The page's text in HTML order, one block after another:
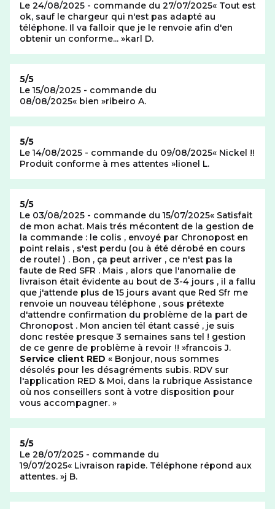
Le 24/08/2025 - commande du 27/07/2025
Tout est
ok, sauf le chargeur qui n'est pas adapté au
téléphone. Il va falloir que je le renvoie afin d'en
obtenir un conforme...
karl D.
Note de
5/5
Le 15/08/2025 - commande du
08/08/2025
bien ribeiro A.
Note de
5/5
Le 14/08/2025 - commande du 09/08/2025
Nickel !!
Produit conforme à mes attentes
lionel L.
Note de
5/5
Le 03/08/2025 - commande du 15/07/2025
Satisfait
de mon achat. Mais trés mécontent de la gestion de
la commande : le colis , envoyé par Chronopost en
point relais , s'est perdu (ou à été dérobé en cours
de route! ) . Bon , ça peut arriver , ce n'est pas la
faute de Red SFR . Mais , alors que l'anomalie de
livraison était évidente au bout de 3-4 jours , il a fallu
que j'attende plus de 15 jours avant que Red Sfr me
renvoie un nouveau téléphone , sous prétexte
d'attendre confirmation du problème de la part de
Chronopost . Mon ancien tél étant cassé , je suis
donc restée presque 3 semaines sans tel ! gestion
de ce genre de problème à revoir !!
francois J.
Réponse au commentaire précédant
Service client RED
Bonjour, nous sommes
désolés pour les désagréments subis. RDV sur
l'application RED & Moi, dans la rubrique Assistance
où nos conseillers sont à votre disposition pour
vous accompagner.
Note de
5/5
Le 28/07/2025 - commande du
19/07/2025
Livraison rapide. Téléphone répond aux
attentes.
j B.